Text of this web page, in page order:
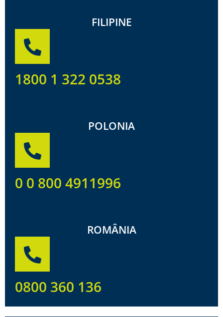
FILIPINE
1800 1 322 0538
POLONIA
0 0 800 4911996
ROMÂNIA
0800 360 136